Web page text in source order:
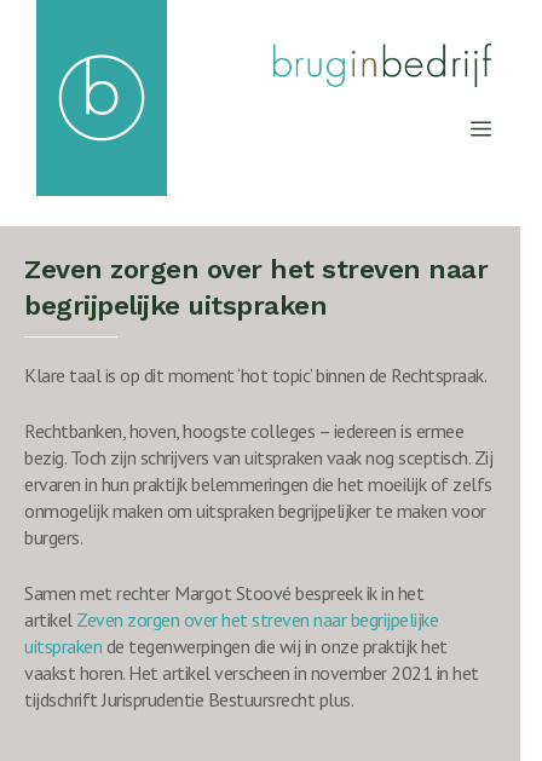
inhoud
Zeven zorgen over het streven naar
begrijpelijke uitspraken
Klare taal is op dit moment ‘hot topic’ binnen de Rechtspraak.
Rechtbanken, hoven, hoogste colleges – iedereen is ermee
bezig. Toch zijn schrijvers van uitspraken vaak nog sceptisch. Zij
ervaren in hun praktijk belemmeringen die het moeilijk of zelfs
onmogelijk maken om uitspraken begrijpelijker te maken voor
burgers.
Samen met rechter Margot Stoové bespreek ik in het
artikel Zeven zorgen over het streven naar begrijpelijke
uitspraken de tegenwerpingen die wij in onze praktijk het
vaakst horen. Het artikel verscheen in november 2021 in het
tijdschrift Jurisprudentie Bestuursrecht plus.